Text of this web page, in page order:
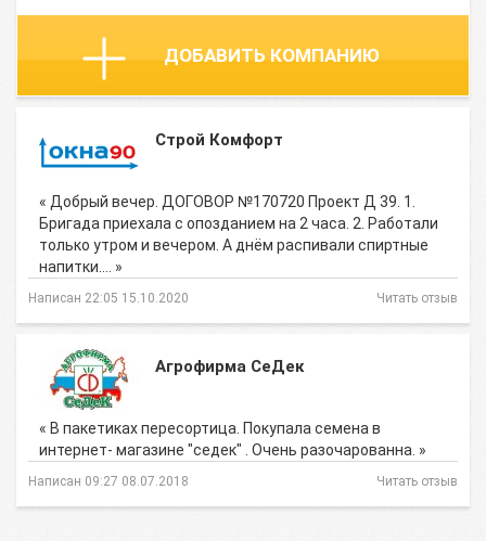
ДОБАВИТЬ КОМПАНИЮ
Строй Комфорт
« Добрый вечер. ДОГОВОР №170720 Проект Д 39. 1.
Бригада приехала с опозданием на 2 часа. 2. Работали
только утром и вечером. А днём распивали спиртные
напитки.… »
Написан 22:05 15.10.2020 Читать отзыв
Агрофирма СеДек
« В пакетиках пересортица. Покупала семена в
интернет- магазине "седек" . Очень разочарованна. »
Написан 09:27 08.07.2018 Читать отзыв